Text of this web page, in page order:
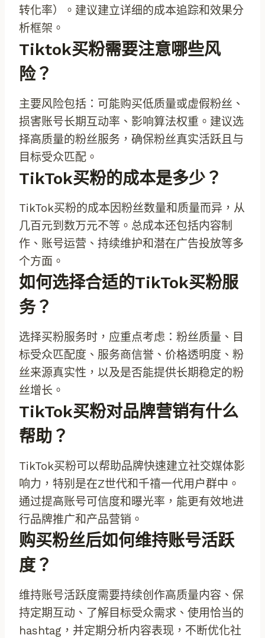
转化率）。建议建立详细的成本追踪和效果分
析框架。
Tiktok买粉需要注意哪些风
险？
主要风险包括：可能购买低质量或虚假粉丝、
损害账号长期互动率、影响算法权重。建议选
择高质量的粉丝服务，确保粉丝真实活跃且与
目标受众匹配。
TikTok买粉的成本是多少？
TikTok买粉的成本因粉丝数量和质量而异，从
几百元到数万元不等。总成本还包括内容制
作、账号运营、持续维护和潜在广告投放等多
个方面。
如何选择合适的TikTok买粉服
务？
选择买粉服务时，应重点考虑：粉丝质量、目
标受众匹配度、服务商信誉、价格透明度、粉
丝来源真实性，以及是否能提供长期稳定的粉
丝增长。
TikTok买粉对品牌营销有什么
帮助？
TikTok买粉可以帮助品牌快速建立社交媒体影
响力，特别是在Z世代和千禧一代用户群中。
通过提高账号可信度和曝光率，能更有效地进
行品牌推广和产品营销。
购买粉丝后如何维持账号活跃
度？
维持账号活跃度需要持续创作高质量内容、保
持定期互动、了解目标受众需求、使用恰当的
hashtag，并定期分析内容表现，不断优化社